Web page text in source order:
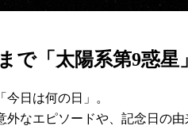
まで「太陽系第9惑
日は何の日」。
外なエピソードや、記念日の由